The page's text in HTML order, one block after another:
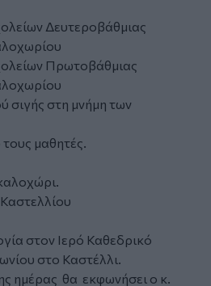
Δευτεροβάθμιας
Πρωτοβάθμιας
σιγής στη μνήμη των
μαθητές.
στον Ιερό Καθεδρικό
στο Καστέλλι.
ημέρας θα εκφωνήσει ο κ.